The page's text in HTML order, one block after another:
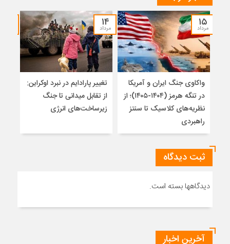
۱۵
مرداد
واکاوی جنگ ایران و آمریکا
در تنگه هرمز (۱۴۰۴-۱۴۰۵)؛ از
نظریه‌های کلاسیک تا سنتز
راهبردی
۱۴
مرداد
تغییر پارادایم در نبرد اوکراین:
از تقابل میدانی تا جنگ
زیرساخت‌های انرژی
ثبت دیدگاه
دیدگاهها بسته است.
آخرین اخبار